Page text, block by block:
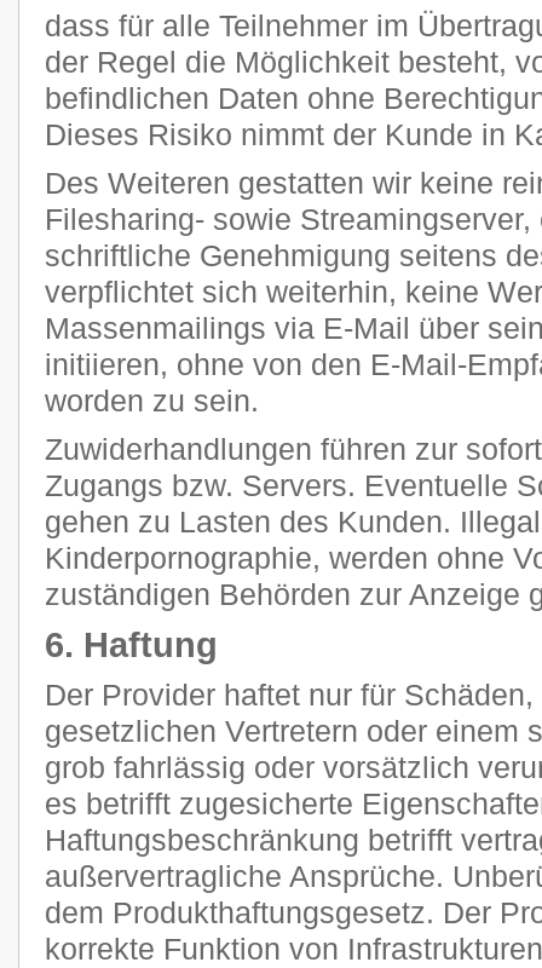
dass für alle Teilnehmer im
der Regel die Möglichkeit besteht,
befindlichen Daten ohne
Dieses Risiko nimmt der Kunde in
Des Weiteren gestatten wir keine
Filesharing- sowie
schriftliche Genehmigung seitens
verpflichtet sich weiterhin, keine
Massenmailings via E-Mail über
initiieren, ohne von den E-Mail-
worden zu sein.
Zuwiderhandlungen führen zur
Zugangs bzw. Servers. Eventuelle
gehen zu Lasten des Kunden.
Kinderpornographie, werden ohne
zuständigen Behörden zur Anzeige
6. Haftung
Der Provider haftet nur für
gesetzlichen Vertretern oder einem
grob fahrlässig oder vorsätzlich
es betrifft zugesicherte
Haftungsbeschränkung betrifft
außervertragliche Ansprüche.
dem Produkthaftungsgesetz. Der
korrekte Funktion von